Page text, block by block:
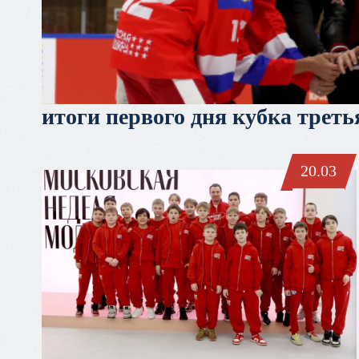
итоги первого дня кубка
20.03